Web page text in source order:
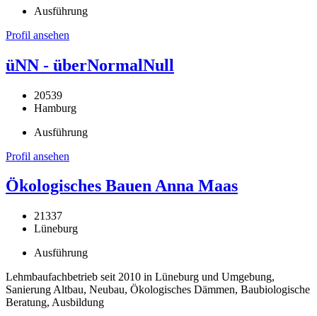
Ausführung
Profil ansehen
üNN - überNormalNull
20539
Hamburg
Ausführung
Profil ansehen
Ökologisches Bauen Anna Maas
21337
Lüneburg
Ausführung
Lehmbaufachbetrieb seit 2010 in Lüneburg und Umgebung,
Sanierung Altbau, Neubau, Ökologisches Dämmen, Baubiologische
Beratung, Ausbildung